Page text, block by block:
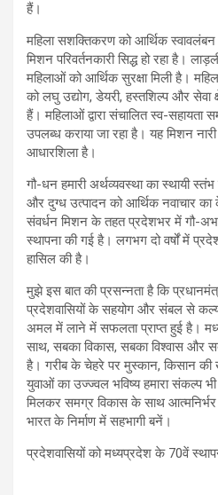
हैं।
महिला सशक्तिकरण को आर्थिक
मिशन परिवर्तनकारी सिद्ध हो रहा है।
महिलाओं को आर्थिक सुरक्षा मिली है।
को लघु उद्योग, डेयरी, हस्तशिल्प और
हैं। महिलाओं द्वारा संचालित स्व-सहायता
उपलब्ध कराया जा रहा है। यह मिशन
आधारशिला है।
गौ-धन हमारी अर्थव्यवस्था का स्थायी
और दुग्ध उत्पादन को आर्थिक नवाचार का
संवर्धन मिशन के तहत प्रदेशभर में गौ-
स्थापना की गई है। लगभग दो वर्षों में
हासिल की है।
मुझे इस बात की प्रसन्नता है कि
प्रदेशवासियों के सहयोग और संबल से
अमल में लाने में सफलता प्राप्त हुई है।
साथ, सबका विकास, सबका विश्वास और
है। गरीब के चेहरे पर मुस्कान, किसान की
युवाओं का उज्ज्वल भविष्य हमारा संकल्प
मिलकर समग्र विकास के साथ
भारत के निर्माण में सहभागी बनें।
प्रदेशवासियों को मध्यप्रदेश के 70वें